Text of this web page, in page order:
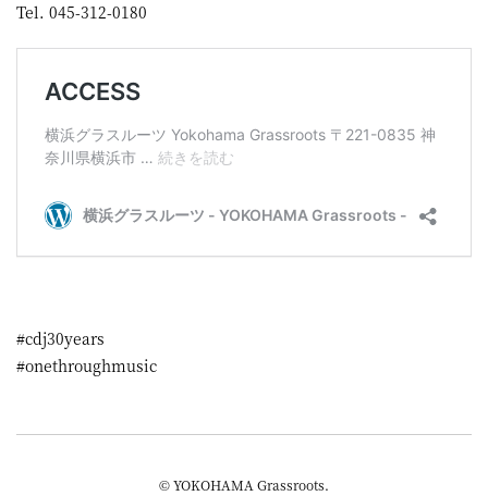
Tel. 045-312-0180
#cdj30years
#onethroughmusic
© YOKOHAMA Grassroots.